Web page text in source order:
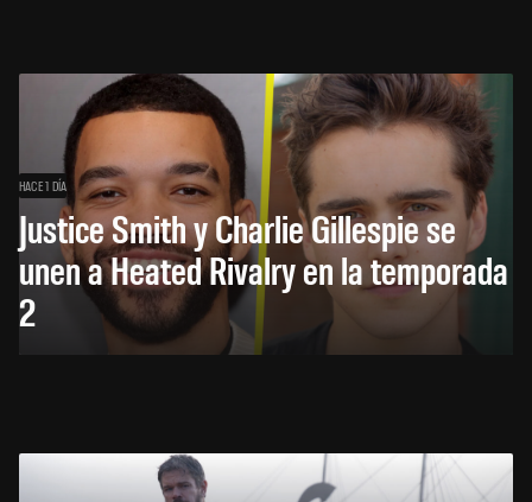
HACE 1 DÍA
Justice Smith y Charlie Gillespie se
unen a Heated Rivalry en la temporada
2